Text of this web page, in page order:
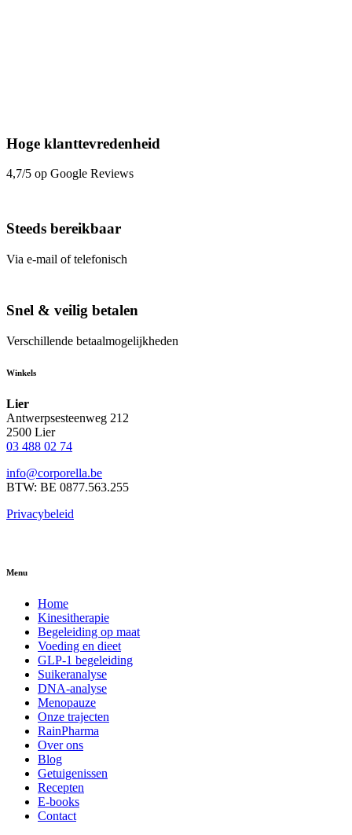
Hoge klanttevredenheid
4,7/5 op Google Reviews
Steeds bereikbaar
Via e-mail of telefonisch
Snel & veilig betalen
Verschillende betaalmogelijkheden
Winkels
Lier
Antwerpsesteenweg 212
2500 Lier
03 488 02 74
info@corporella.be
BTW: BE 0877.563.255
Privacybeleid
Menu
Home
Kinesitherapie
Begeleiding op maat
Voeding en dieet
GLP-1 begeleiding
Suikeranalyse
DNA-analyse
Menopauze
Onze trajecten
RainPharma
Over ons
Blog
Getuigenissen
Recepten
E-books
Contact